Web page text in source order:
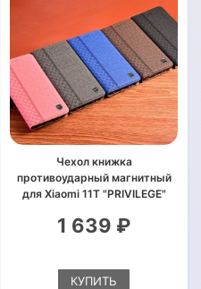
Чехол книжка
противоударный магнитный
для Xiaomi 11T "PRIVILEGE"
1 639 ₽
КУПИТЬ